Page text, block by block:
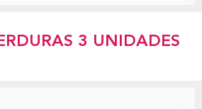
3 UNIDADES